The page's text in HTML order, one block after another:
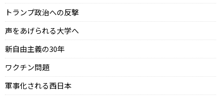
トランプ政治への反撃
声をあげられる大学へ
新自由主義の30年
ワクチン問題
軍事化される西日本